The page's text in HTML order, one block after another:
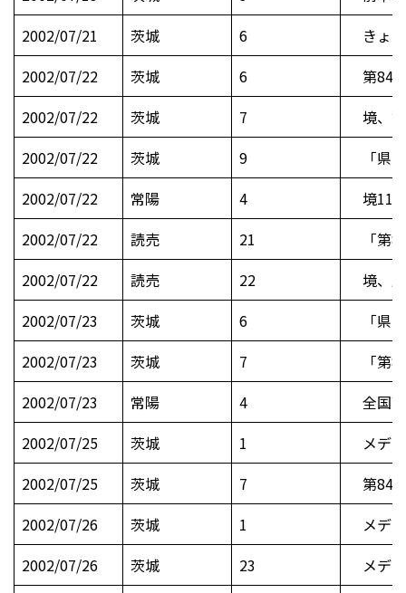
2002/07/21
茨城 6
きょ
2002/07/22
茨城 6
第84
2002/07/22
茨城 7
境、
2002/07/22
茨城 9
「県
2002/07/22
常陽 4
境11
2002/07/22
読売 21
「第
2002/07/22
読売 22
境、
2002/07/23
茨城 6
「県
2002/07/23
茨城 7
「第
2002/07/23
常陽 4
全国
2002/07/25
茨城 1
メデ
2002/07/25
茨城 7
第84
2002/07/26
茨城 1
メデ
2002/07/26
茨城 23
メデ